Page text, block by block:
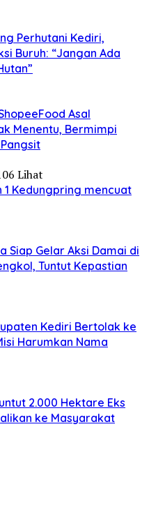
Perhutani Kediri,
Buruh: “Jangan Ada
Asal
Menentu, Bermimpi
Lihat
1 Kedungpring mencuat
Siap Gelar Aksi Damai di
Tuntut Kepastian
Kediri Bertolak ke
Harumkan Nama
2.000 Hektare Eks
ke Masyarakat